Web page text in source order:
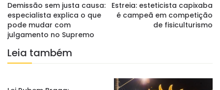
Demissão sem justa causa:
especialista explica o que
pode mudar com
julgamento no Supremo
Estreia: esteticista capixaba
é campeã em competição
de fisiculturismo
Leia também